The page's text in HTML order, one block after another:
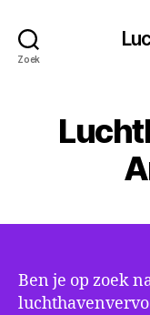
Zoek
Ben je op zoek